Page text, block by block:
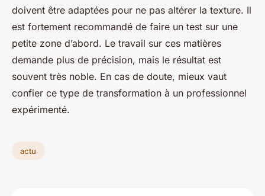
doivent être adaptées pour ne pas altérer la texture. Il
est fortement recommandé de faire un test sur une
petite zone d’abord. Le travail sur ces matières
demande plus de précision, mais le résultat est
souvent très noble. En cas de doute, mieux vaut
confier ce type de transformation à un professionnel
expérimenté.
actu